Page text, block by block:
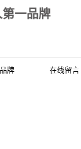
一品牌
牌 在线留言